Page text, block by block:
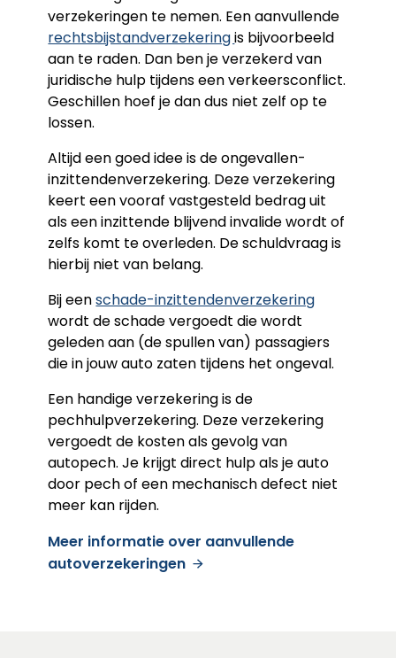
verzekeringen te nemen. Een aanvullende
rechtsbijstandverzekeringis bijvoorbeeld
aan te raden. Dan ben je verzekerd van
juridische hulp tijdens een verkeersconflict.
Geschillen hoef je dan dus niet zelf op te
lossen.
Altijd een goed idee is de ongevallen-
inzittendenverzekering. Deze verzekering
keert een vooraf vastgesteld bedrag uit
als een inzittende blijvend invalide wordt of
zelfs komt te overleden. De schuldvraag is
hierbij niet van belang.
Bij eenschade-inzittendenverzekering
wordt de schade vergoedt die wordt
geleden aan (de spullen van) passagiers
die in jouw auto zaten tijdens het ongeval.
Een handige verzekering is de
pechhulpverzekering. Deze verzekering
vergoedt de kosten als gevolg van
autopech. Je krijgt direct hulp als je auto
door pech of een mechanisch defect niet
meer kan rijden.
Meer informatie over aanvullende
autoverzekeringen